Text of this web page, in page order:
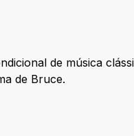
de música
de Bruce.